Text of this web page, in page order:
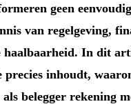
geen
van regelgeving,
haalbaarheid. In dit
inhoudt,
belegger rekening